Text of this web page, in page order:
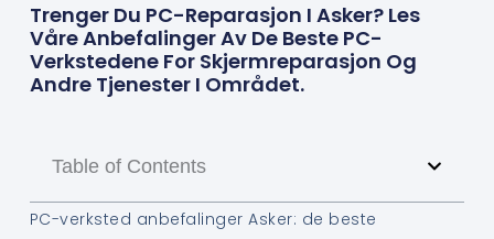
Trenger Du PC-Reparasjon I Asker? Les
Våre Anbefalinger Av De Beste PC-
Verkstedene For Skjermreparasjon Og
Andre Tjenester I Området.
Table of Contents
PC-verksted anbefalinger Asker: de beste